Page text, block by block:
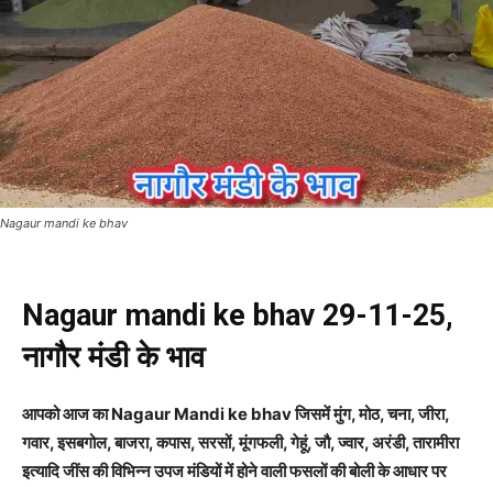
Nagaur mandi ke bhav
Nagaur mandi ke bhav 29-11-25,
नागौर मंडी के भाव
आपको आज का Nagaur Mandi ke bhav जिसमें मुंग, मोठ, चना, जीरा,
गवार, इसबगोल, बाजरा, कपास, सरसों, मूंगफली, गेहूं, जौ, ज्वार, अरंडी, तारामीरा
इत्यादि जींस की विभिन्न उपज मंडियों में होने वाली फसलों की बोली के आधार पर